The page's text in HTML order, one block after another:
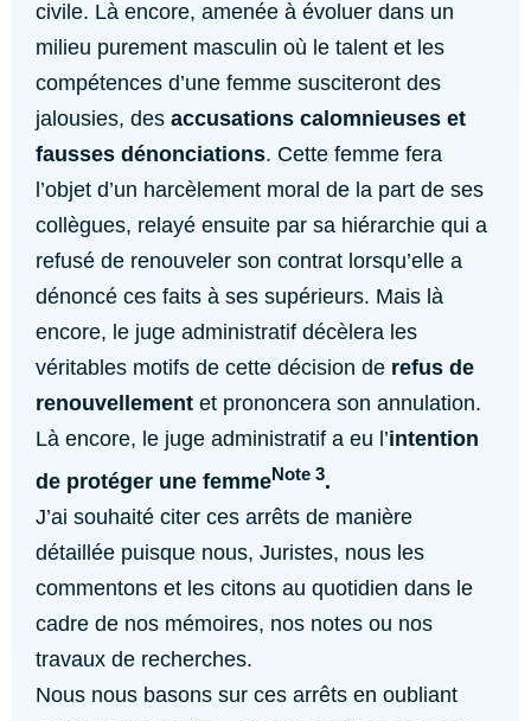
civile. Là encore, amenée à évoluer dans un
milieu purement masculin où le talent et les
compétences d’une femme susciteront des
jalousies, des accusations calomnieuses et
fausses dénonciations. Cette femme fera
l’objet d’un harcèlement moral de la part de ses
collègues, relayé ensuite par sa hiérarchie qui a
refusé de renouveler son contrat lorsqu’elle a
dénoncé ces faits à ses supérieurs. Mais là
encore, le juge administratif décèlera les
véritables motifs de cette décision de refus de
renouvellement et prononcera son annulation.
Là encore, le juge administratif a eu l’intention
de protéger une femmeNote 3.
J’ai souhaité citer ces arrêts de manière
détaillée puisque nous, Juristes, nous les
commentons et les citons au quotidien dans le
cadre de nos mémoires, nos notes ou nos
travaux de recherches.
Nous nous basons sur ces arrêts en oubliant